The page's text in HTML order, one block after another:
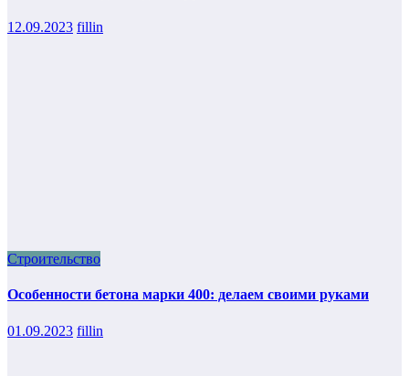
12.09.2023 fillin
Строительство
Особенности бетона марки 400: делаем своими руками
01.09.2023 fillin